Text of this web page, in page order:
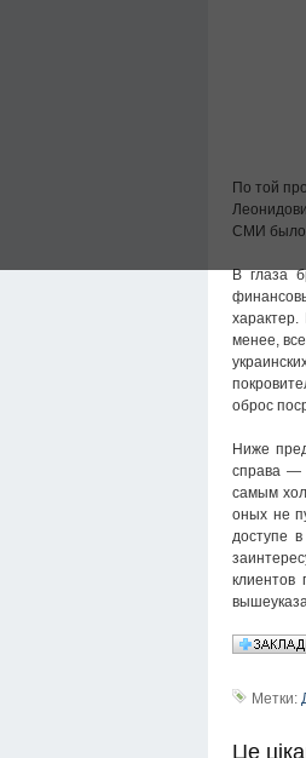
По той
СМИ было
В глаза
менее,
оброс
Ниже
справа —
самым
оных не
доступе
клиентов
Метки:
Це